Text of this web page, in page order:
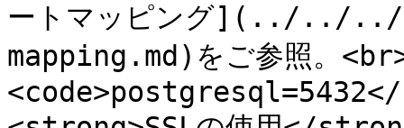
ートマッピング](../../
mapping.md)をご参照。